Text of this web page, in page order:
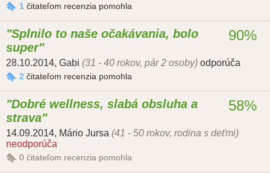
1 čitateľom recenzia pomohla
Splnilo to naše očakávania, bolo
super
28.10.2014, Gabi (31 - 40 rokov, pár 2 osoby) odporúča
2 čitateľom recenzia pomohla
90%
Dobré wellness, slabá obsluha a
strava
14.09.2014, Mário Jursa (41 - 50 rokov, rodina s deťmi)
neodporúča
0 čitateľom recenzia pomohla
58%